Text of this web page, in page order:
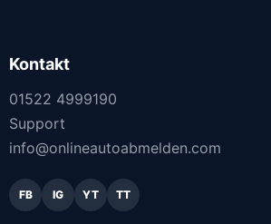
Kontakt
01522 4999190
Support
info@onlineautoabmelden.com
FB IG YT TT